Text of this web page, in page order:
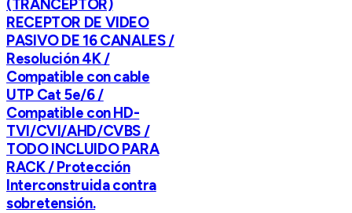
(TRANCEPTOR)
RECEPTOR DE VIDEO
PASIVO DE 16 CANALES /
Resolución 4K /
Compatible con cable
UTP Cat 5e/6 /
Compatible con HD-
TVI/CVI/AHD/CVBS /
TODO INCLUIDO PARA
RACK / Protección
Interconstruida contra
sobretensión.